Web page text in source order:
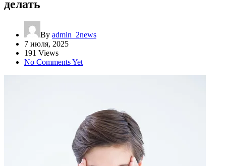
делать
By admin_2news
7 июля, 2025
191 Views
No Comments Yet